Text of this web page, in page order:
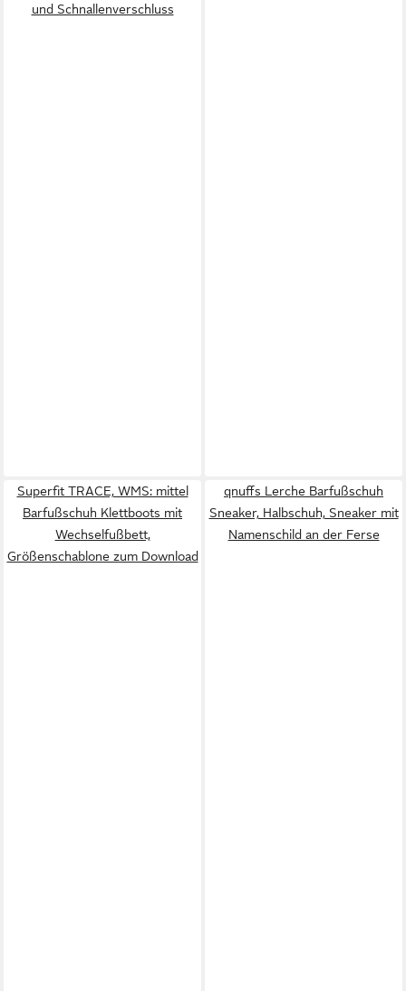
und Schnallenverschluss
Superfit TRACE, WMS: mittel
Barfußschuh Klettboots mit
Wechselfußbett,
Größenschablone zum Download
qnuffs Lerche Barfußschuh
Sneaker, Halbschuh, Sneaker mit
Namenschild an der Ferse